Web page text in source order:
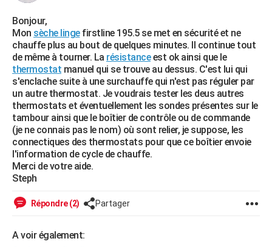
HIGH-TECH
Mobiles
Meilleur smartphone
Internet
Ordinateurs
Jeux vidéo
Guide high-tech
+BRICOLAGE
Forum
Aménagement intérieur
Extérieur
Cuisine
Salle de bains
Jardinage
Rangement
WEEK-END
Guides de France
Escapades
Patrimoine
Expositions
Musées
Week-end nature
LIFESTYLE
Art de vivre
Bien-être
Loisirs
ModeModes de vie
SANTE
Alimentation
Guide de la santé
Maladies
Médicaments
Sommeil
VOYAGE
Destinations
City break
Voyage nature
Voyage de noces
Forum
Climat
+PHOTO
CARTE DE VOEUX
Bonjour,
Mon sèche lingefirstline 195.5 se met en sécurité et ne
chauffe plus au bout de quelques minutes. Il continue tout
de même à tourner. La résistanceest ok ainsi que le
thermostat manuel qui se trouve au dessus. C'est lui qui
s'enclache suite à une surchauffe qui n'est pas réguler par
un autre thermostat. Je voudrais tester les deus autres
thermostats et éventuellement les sondes présentes sur le
tambour ainsi que le boîtier de contrôle ou de commande
(je ne connais pas le nom) où sont relier, je suppose, les
connectiques des thermostats pour que ce boîtier envoie
l'information de cycle de chauffe.
Merci de votre aide.
Steph
Répondre (2) Partager
A voir également: